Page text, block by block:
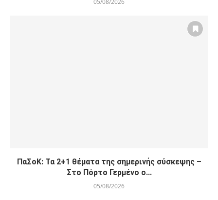
05/08/2026
ΠαΣοΚ: Τα 2+1 θέματα της σημερινής σύσκεψης –
Στο Πόρτο Γερμένο ο...
05/08/2026